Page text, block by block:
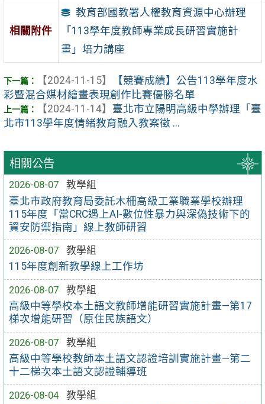
相關公告
2026-08-07
教學組
臺北市政府教育局委託木柵高級工業職業學校辦理
115年度「當CRC遇上AI-數位性暴力與深偽技術下的
資安防禦指南」線上教師研習
2026-08-07
教學組
115年度創新教學線上工作坊
2026-08-07
教學組
高級中等學校本土語文教師增能研習實施計畫—第17
梯次增能研習（原住民族語文）
2026-08-07
教學組
高級中等學校教師本土語文認證培訓實施計畫—第二
十二梯次本土語文認證輔導班
2026-08-04
教學組
相關附件
教育部國教署人權教育資源中心辦理
「113學年度教師專業成長研習實施計
畫」培力講座
【2024-11-15】
【競賽成績】公告113學年度水
彩暨混合媒材繪畫表現創作比賽優勝名單
【2024-11-14】 臺北市立陽明高級中學辦理「臺
北市113學年度情緒教育融入教案徵 ...